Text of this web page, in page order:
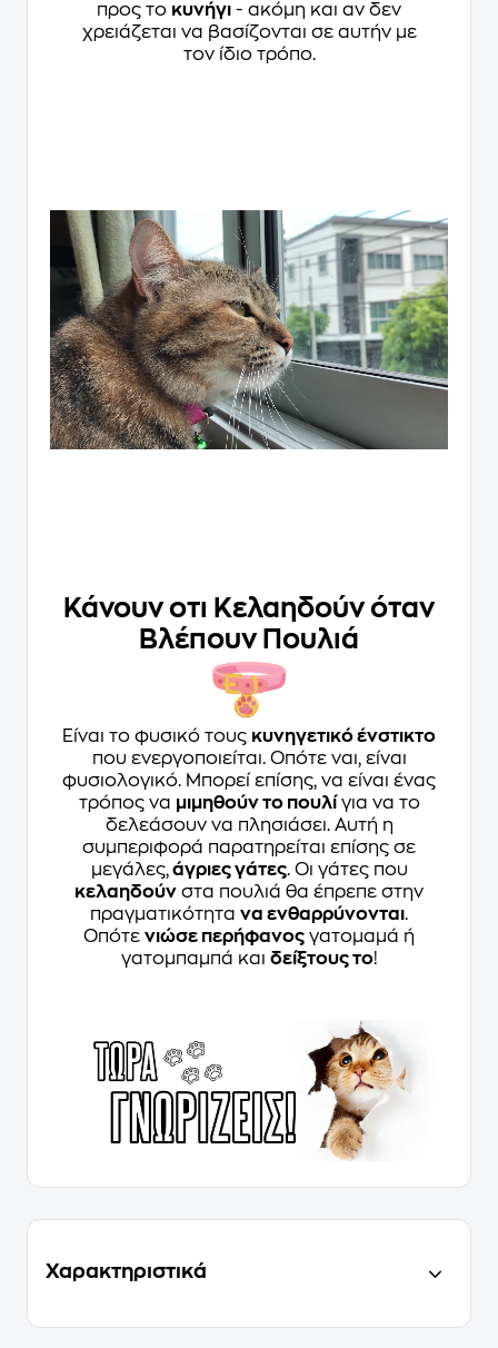
προς το κυνήγι - ακόμη και αν δεν
χρειάζεται να βασίζονται σε αυτήν με
τον ίδιο τρόπο.
Κάνουν οτι Κελαηδούν όταν
Βλέπουν Πουλιά
Eίναι το φυσικό τους κυνηγετικό ένστικτο
που ενεργοποιείται. Οπότε ναι, είναι
φυσιολογικό. Μπορεί επίσης, να είναι ένας
τρόπος να μιμηθούν το πουλίγια να το
δελεάσουν να πλησιάσει. Αυτή η
συμπεριφορά παρατηρείται επίσης σε
μεγάλες, άγριες γάτες. Οι γάτες που
κελαηδούν στα πουλιά θα έπρεπε στην
πραγματικότητα να ενθαρρύνονται.
Οπότε νιώσε περήφανος γατομαμά ή
γατομπαμπά και δείξτους το!
Χαρακτηριστικά